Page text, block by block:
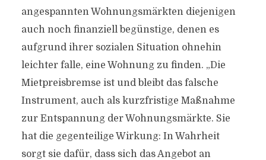
angespannten Wohnungsmärkten diejenigen
auch noch finanziell begünstige, denen es
aufgrund ihrer sozialen Situation ohnehin
leichter falle, eine Wohnung zu finden. „Die
Mietpreisbremse ist und bleibt das falsche
Instrument, auch als kurzfristige Maßnahme
zur Entspannung der Wohnungsmärkte. Sie
hat die gegenteilige Wirkung: In Wahrheit
sorgt sie dafür, dass sich das Angebot an